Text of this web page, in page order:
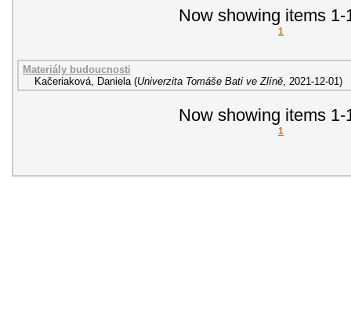
Now showing items 1-
1
Materiály budoucnosti
Kačeriaková, Daniela (Univerzita Tomáše Bati ve Zlíně, 2021-12-01)
Now showing items 1-
1